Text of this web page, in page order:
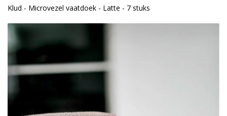
Klud - Microvezel vaatdoek - Latte - 7 stuks